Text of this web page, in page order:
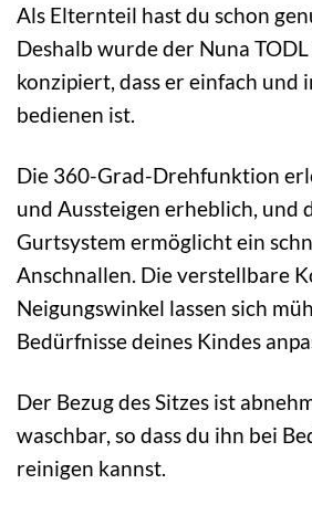
Als Elternteil hast du schon
Deshalb wurde der Nuna
konzipiert, dass er einfach und
bedienen ist.
Die 360-Grad-Drehfunktion
und Aussteigen erheblich, und
Gurtsystem ermöglicht ein
Anschnallen. Die verstellbare
Neigungswinkel lassen sich
Bedürfnisse deines Kindes
Der Bezug des Sitzes ist
waschbar, so dass du ihn bei
reinigen kannst.